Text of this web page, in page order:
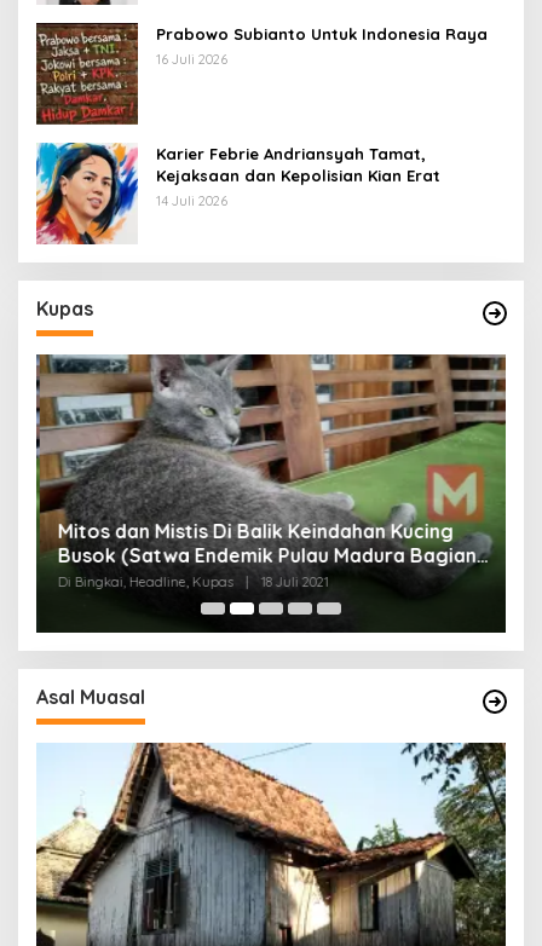
Prabowo Subianto Untuk Indonesia Raya
16 Juli 2026
Karier Febrie Andriansyah Tamat,
Kejaksaan dan Kepolisian Kian Erat
14 Juli 2026
Kupas
Mitos dan Mistis Di Balik Keindahan Kucing
Busok (Satwa Endemik Pulau Madura Bagian
I)
Di Bingkai, Headline, Kupas 18 Juli 2021
Asal Muasal